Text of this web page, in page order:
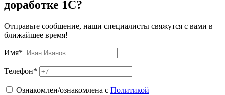
доработке 1С?
Отправьте сообщение, наши специалисты свяжутся с вами в
ближайшее время!
Имя*
Телефон*
Ознакомлен/ознакомлена с Политикой